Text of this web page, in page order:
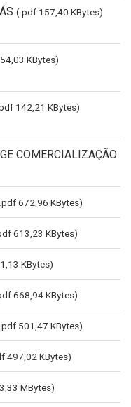
(.pdf 157,40 KBytes)
KBytes)
142,21 KBytes)
COMERCIALIZAÇÃO
672,96 KBytes)
613,23 KBytes)
KBytes)
668,94 KBytes)
501,47 KBytes)
497,02 KBytes)
MBytes)